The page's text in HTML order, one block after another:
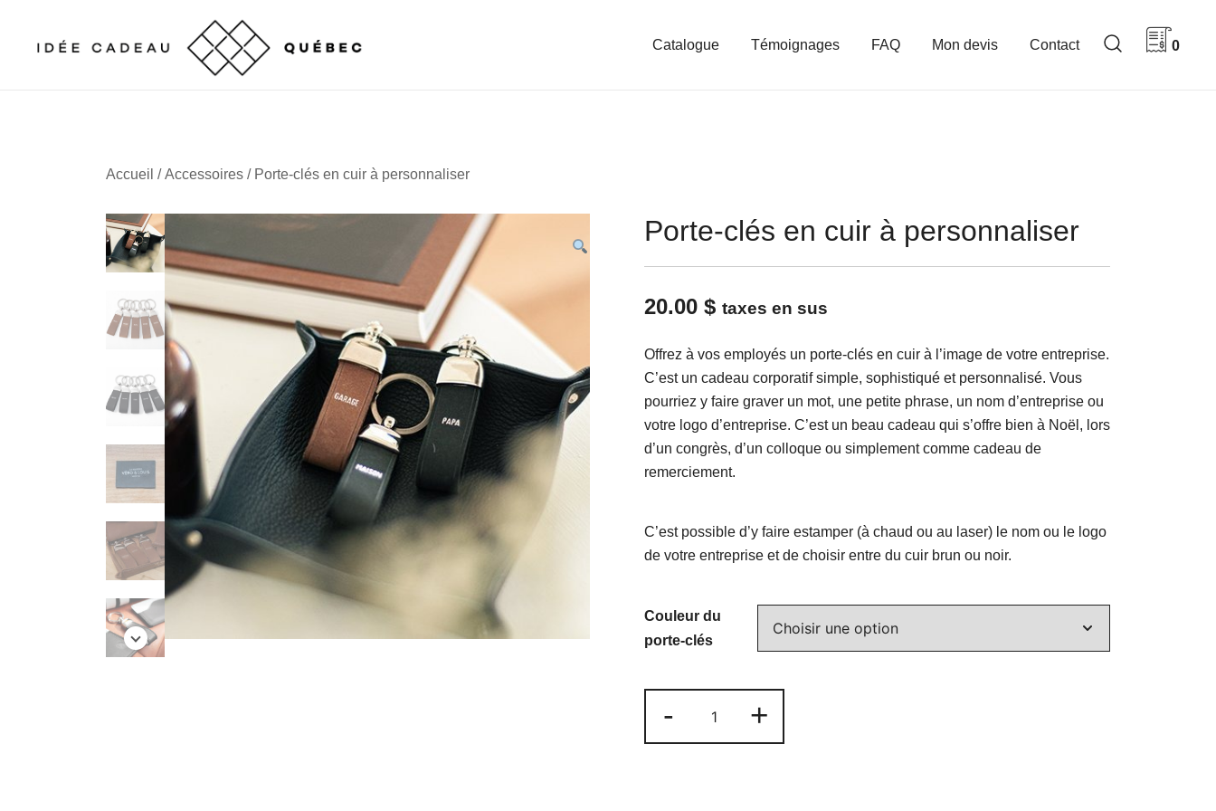
content
Catalogue Témoignages FAQ Mon devis Contact 0
Accueil /Accessoires / Porte-clés en cuir à personnaliser
Porte-clés en cuir à personnaliser
20.00 $ taxes en sus
Offrez à vos employés un porte-clés en cuir à l’image de votre entreprise.
C’est un cadeau corporatif simple, sophistiqué et personnalisé. Vous
pourriez y faire graver un mot, une petite phrase, un nom d’entreprise ou
votre logo d’entreprise. C’est un beau cadeau qui s’offre bien à Noël, lors
d’un congrès, d’un colloque ou simplement comme cadeau de
remerciement.
C’est possible d’y faire estamper (à chaud ou au laser) le nom ou le logo
de votre entreprise et de choisir entre du cuir brun ou noir.
Couleur du
porte-clés
-
de
Porte-
+